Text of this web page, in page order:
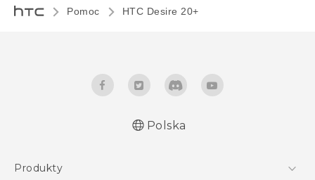
Pomoc HTC Desire 20+
Polska
Produkty